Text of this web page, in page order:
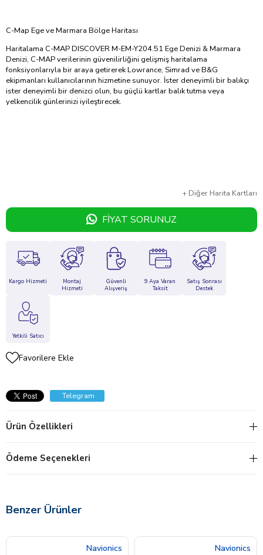
C-Map Ege ve Marmara Bölge Haritası
Haritalama C-MAP DISCOVER M-EM-Y204.51 Ege Denizi & Marmara
Denizi, C-MAP verilerinin güvenilirliğini gelişmiş haritalama
fonksiyonlarıyla bir araya getirerek Lowrance, Simrad ve B&G
ekipmanları kullanıcılarının hizmetine sunuyor. İster deneyimli bir balıkçı
ister deneyimli bir denizci olun, bu güçlü kartlar balık tutma veya
yelkencilik günlerinizi iyileştirecek.
+ Diğer Harita Kartları
FIYAT SORUNUZ
Kargo Hizmeti
Montaj
Hizmeti
Güvenli
Alışveriş
9 Aya Varan
Taksit
Satış Sonrası
Destek
Yetkili Satıcı
Favorilere Ekle
Telegram
Ürün Özellikleri
Ödeme Seçenekleri
Benzer Ürünler
Navionics Navionics